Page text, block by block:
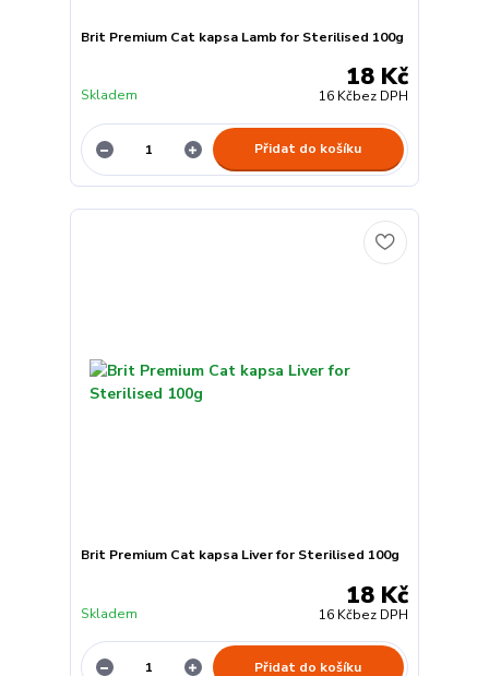
Brit Premium Cat kapsa Lamb for Sterilised 100g
18 Kč
16 Kčbez DPH
Skladem
Přidat do košíku
Brit Premium Cat kapsa Liver for Sterilised 100g
18 Kč
16 Kčbez DPH
Skladem
Přidat do košíku